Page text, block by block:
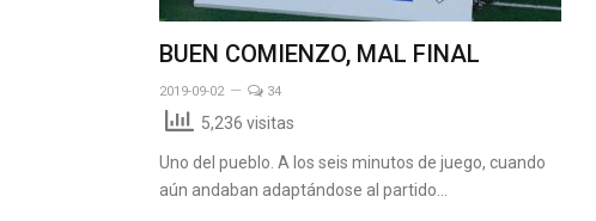
BUEN COMIENZO, MAL FINAL
2019-09-02 34
5,236 visitas
Uno del pueblo. A los seis minutos de juego, cuando
aún andaban adaptándose al partido…